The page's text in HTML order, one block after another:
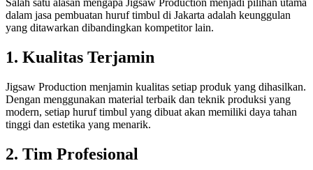
Salah satu alasan mengapa Jigsaw Production menjadi pilihan utama
dalam jasa pembuatan huruf timbul di Jakarta adalah keunggulan
yang ditawarkan dibandingkan kompetitor lain.
1. Kualitas Terjamin
Jigsaw Production menjamin kualitas setiap produk yang dihasilkan.
Dengan menggunakan material terbaik dan teknik produksi yang
modern, setiap huruf timbul yang dibuat akan memiliki daya tahan
tinggi dan estetika yang menarik.
2. Tim Profesional